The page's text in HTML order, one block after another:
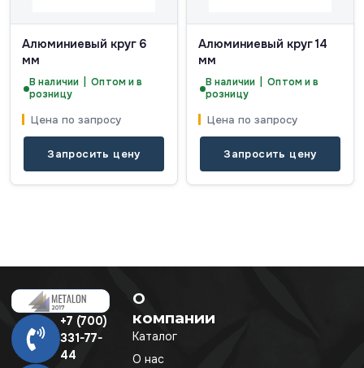
Алюминиевый круг 6
мм
В наличии | Оптом и в
розницу
Цена по запросу
Запросить цену
Алюминиевый круг 14
мм
В наличии | Оптом и в
розницу
Цена по запросу
Запросить цену
+7 (700)
331-77-
44
О
компании
Каталог
О нас